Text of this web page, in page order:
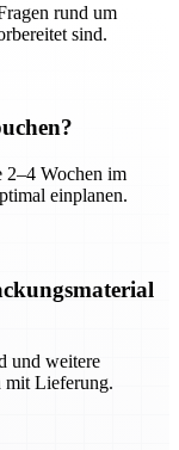
rund um
sind.
2–4 Wochen im
einplanen.
und weitere
mit Lieferung.